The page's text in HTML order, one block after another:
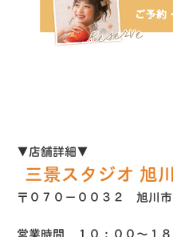
▼店舗詳細▼
三景スタジオ 旭
〒０７０−００３２ 旭川市
営業時間 １０：００〜１